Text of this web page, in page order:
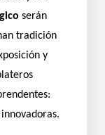
serán
tradición
y